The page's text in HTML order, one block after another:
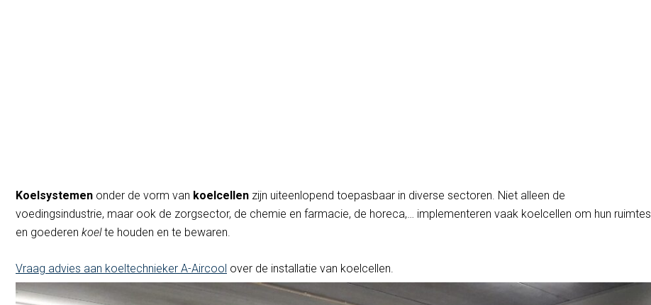
Koelsystemen onder de vorm van koelcellen zijn uiteenlopend toepasbaar in diverse sectoren. Niet alleen de
voedingsindustrie, maar ook de zorgsector, de chemie en farmacie, de horeca,… implementeren vaak koelcellen om hun ruimtes
en goederen koelte houden en te bewaren.
Vraag advies aan koeltechnieker A-Aircool over de installatie van koelcellen.